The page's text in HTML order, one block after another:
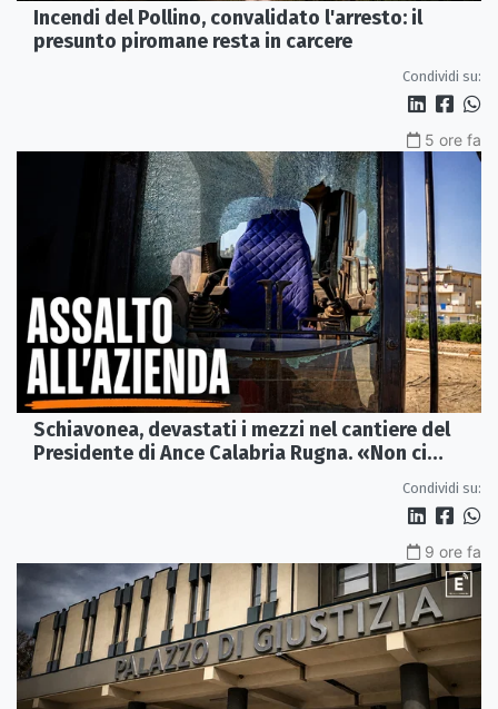
Incendi del Pollino, convalidato l'arresto: il
presunto piromane resta in carcere
Condividi su:
5 ore fa
Schiavonea, devastati i mezzi nel cantiere del
Presidente di Ance Calabria Rugna. «Non ci
Condividi su:
9 ore fa